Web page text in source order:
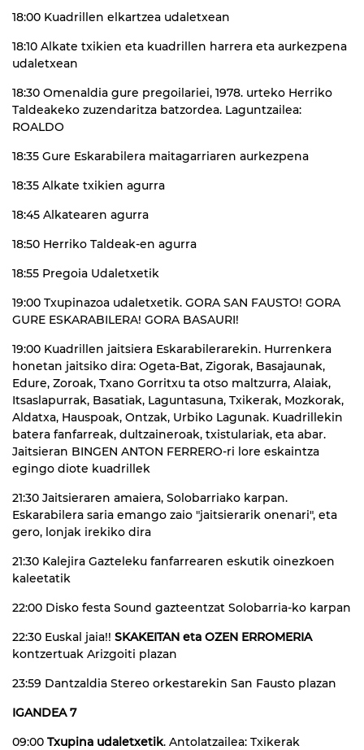
18:00 Kuadrillen elkartzea udaletxean
18:10 Alkate txikien eta kuadrillen harrera eta aurkezpena
udaletxean
18:30 Omenaldia gure pregoilariei, 1978. urteko Herriko
Taldeakeko zuzendaritza batzordea. Laguntzailea:
ROALDO
18:35 Gure Eskarabilera maitagarriaren aurkezpena
18:35 Alkate txikien agurra
18:45 Alkatearen agurra
18:50 Herriko Taldeak-en agurra
18:55 Pregoia Udaletxetik
19:00 Txupinazoa udaletxetik. GORA SAN FAUSTO! GORA
GURE ESKARABILERA! GORA BASAURI!
19:00 Kuadrillen jaitsiera Eskarabilerarekin. Hurrenkera
honetan jaitsiko dira: Ogeta-Bat, Zigorak, Basajaunak,
Edure, Zoroak, Txano Gorritxu ta otso maltzurra, Alaiak,
Itsaslapurrak, Basatiak, Laguntasuna, Txikerak, Mozkorak,
Aldatxa, Hauspoak, Ontzak, Urbiko Lagunak. Kuadrillekin
batera fanfarreak, dultzaineroak, txistulariak, eta abar.
Jaitsieran BINGEN ANTON FERRERO-ri lore eskaintza
egingo diote kuadrillek
21:30 Jaitsieraren amaiera, Solobarriako karpan.
Eskarabilera saria emango zaio "jaitsierarik onenari", eta
gero, lonjak irekiko dira
21:30 Kalejira Gazteleku fanfarrearen eskutik oinezkoen
kaleetatik
22:00 Disko festa Sound gazteentzat Solobarria-ko karpan
22:30 Euskal jaia!! SKAKEITAN eta OZEN ERROMERIA
kontzertuak Arizgoiti plazan
23:59 Dantzaldia Stereo orkestarekin San Fausto plazan
IGANDEA 7
09:00 Txupina udaletxetik. Antolatzailea: Txikerak